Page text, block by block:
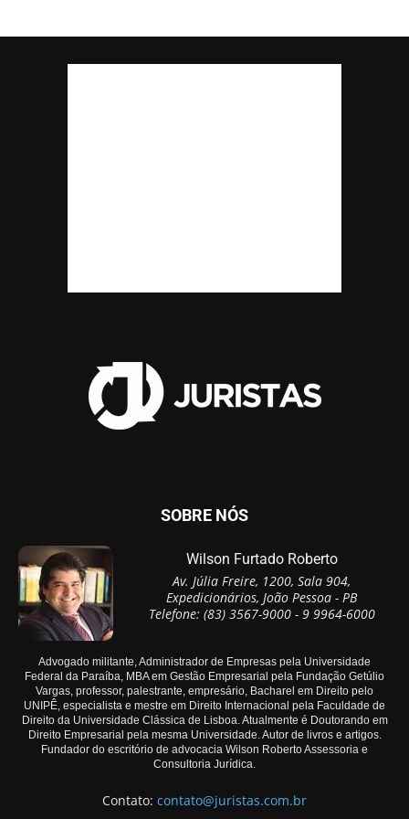
SOBRE NÓS
Wilson Furtado Roberto
Av. Júlia Freire, 1200, Sala 904,
Expedicionários, João Pessoa - PB
Telefone: (83) 3567-9000 - 9 9964-6000
Advogado militante, Administrador de Empresas pela Universidade
Federal da Paraíba, MBA em Gestão Empresarial pela Fundação Getúlio
Vargas, professor, palestrante, empresário, Bacharel em Direito pelo
UNIPÊ, especialista e mestre em Direito Internacional pela Faculdade de
Direito da Universidade Clássica de Lisboa. Atualmente é Doutorando em
Direito Empresarial pela mesma Universidade. Autor de livros e artigos.
Fundador do escritório de advocacia Wilson Roberto Assessoria e
Consultoria Jurídica.
Contato: contato@juristas.com.br